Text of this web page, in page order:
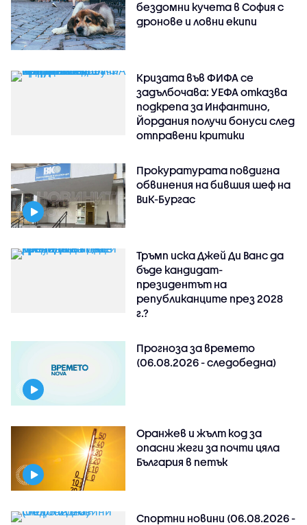
бездомни кучета в София с
дронове и ловни екипи
Кризата във ФИФА се
задълбочава: УЕФА отказва
подкрепа за Инфантино,
Йордания получи бонуси след
отправени критики
Прокуратурата повдигна
обвинения на бившия шеф на
ВиК-Бургас
Тръмп иска Джей Ди Ванс да
бъде кандидат-
президентът на
републиканците през 2028
г.?
Прогноза за времето
(06.08.2026 - следобедна)
Оранжев и жълт код за
опасни жеги за почти цяла
България в петък
Спортни новини (06.08.2026 -